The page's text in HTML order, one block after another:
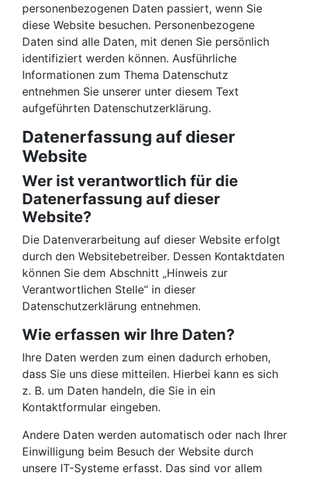
personenbezogenen Daten passiert, wenn Sie
diese Website besuchen. Personenbezogene
Daten sind alle Daten, mit denen Sie persönlich
identifiziert werden können. Ausführliche
Informationen zum Thema Datenschutz
entnehmen Sie unserer unter diesem Text
aufgeführten Datenschutzerklärung.
Datenerfassung auf dieser
Website
Wer ist verantwortlich für die
Datenerfassung auf dieser
Website?
Die Datenverarbeitung auf dieser Website erfolgt
durch den Websitebetreiber. Dessen Kontaktdaten
können Sie dem Abschnitt „Hinweis zur
Verantwortlichen Stelle“ in dieser
Datenschutzerklärung entnehmen.
Wie erfassen wir Ihre Daten?
Ihre Daten werden zum einen dadurch erhoben,
dass Sie uns diese mitteilen. Hierbei kann es sich
z. B. um Daten handeln, die Sie in ein
Kontaktformular eingeben.
Andere Daten werden automatisch oder nach Ihrer
Einwilligung beim Besuch der Website durch
unsere IT-Systeme erfasst. Das sind vor allem